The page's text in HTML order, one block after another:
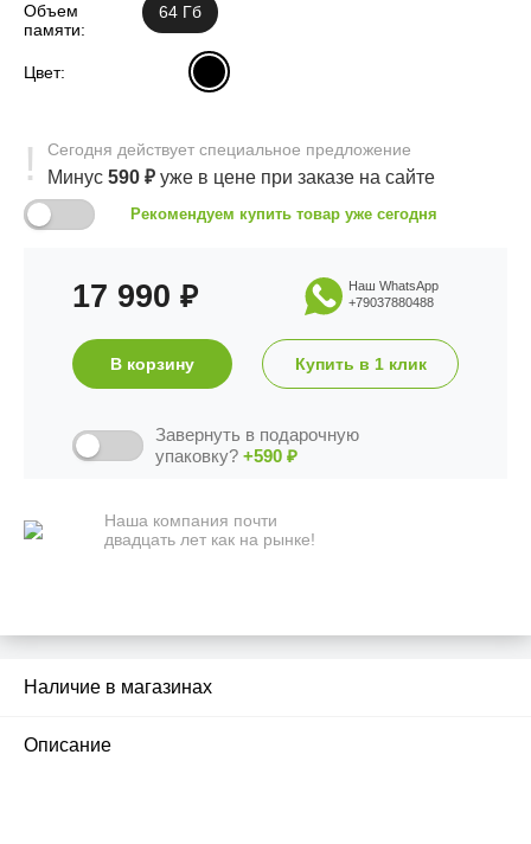
Объем
памяти:
64 Гб
Цвет:
Сегодня действует специальное предложение
Минус 590 ₽ уже в цене при заказе на сайте
Рекомендуем купить товар уже сегодня
17 990 ₽
Наш WhatsApp
+79037880488
В корзину Купить в 1 клик
Завернуть в подарочную
упаковку? +590 ₽
Наша компания почти
двадцать лет как на рынке!
Наличие в магазинах
Описание